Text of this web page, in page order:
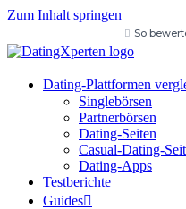
Zum Inhalt springen
So
Dating-Plattformen
Singlebörsen
Partnerbörsen
Dating-Seiten
Casual-Dating-
Dating-Apps
Testberichte
Guides